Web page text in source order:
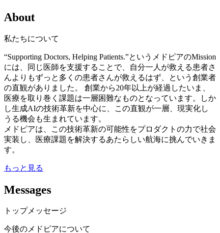
About
私たちについて
“Supporting Doctors, Helping Patients.”というメドピアのMission
には、同じ医師を支援することで、自分一人が救える患者さ
んよりもずっと多くの患者さんが救えるはず、という創業者
の直観がありました。 創業から20年以上が経過したいま、
医療を取り巻く課題は一層困難なものとなっています。しか
し生成AIの技術革新を中心に、この直観が一層、現実化し
うる機会も生まれています。
メドピアは、この技術革新の可能性をプロダクトの力で社会
実装し、医療課題を解決するあたらしい航海に挑んでいきま
す。
もっと見る
Messages
トップメッセージ
今後のメドピアについて